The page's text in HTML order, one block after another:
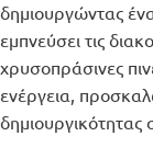
δημιουργώντας
εμπνεύσει τις
χρυσοπράσινες
ενέργεια,